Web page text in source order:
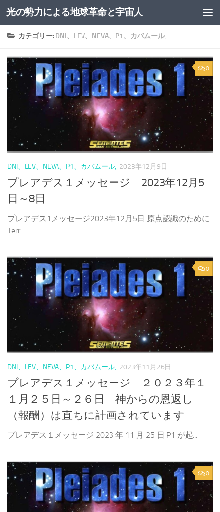
コンテンツへスキップ
光の勢力による地球革命と宇宙人
カテゴリー: DNI、LEV、NEVA、P1、カバムール,
0
DNI、LEV、NEVA、P1、カバムール, 2023年12月9日
プレアデス１メッセージ 2023年12月5
日～8日
プレアデス1メッセージ2023年12月5日 原点認識のために
Terr...
0
DNI、LEV、NEVA、P1、カバムール, 2023年11月26日
プレアデス１メッセージ ２０２３年１
１月２５日～２６日 神からの恩返し
（報酬）は直ちに計画されています
プレアデス１メッセージ 2023 年 11 月 25 日 P1 が起...
0